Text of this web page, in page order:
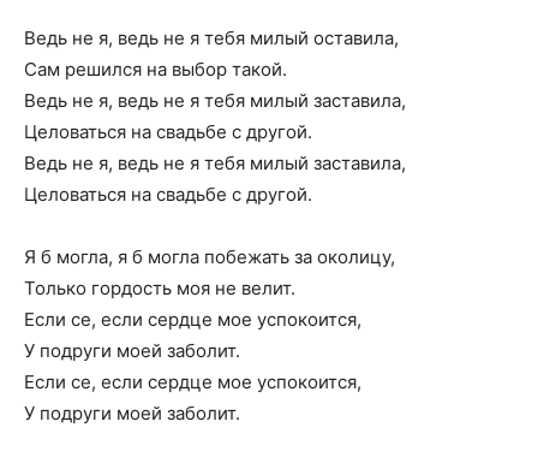
Ведь не я, ведь не я тебя милый оставила,
Сам решился на выбор такой.
Ведь не я, ведь не я тебя милый заставила,
Целоваться на свадьбе с другой.
Ведь не я, ведь не я тебя милый заставила,
Целоваться на свадьбе с другой.
Я б могла, я б могла побежать за околицу,
Только гордость моя не велит.
Если се, если сердце мое успокоится,
У подруги моей заболит.
Если се, если сердце мое успокоится,
У подруги моей заболит.